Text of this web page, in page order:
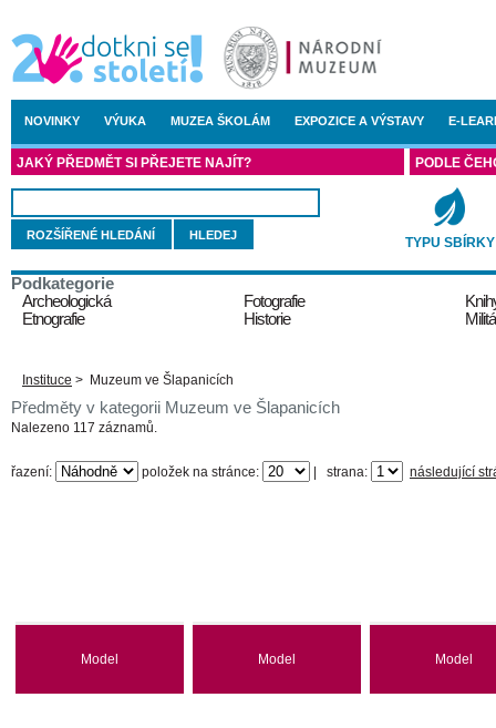
NOVINKY VÝUKA MUZEA ŠKOLÁM EXPOZICE A VÝSTAVY E-
JAKÝ PŘEDMĚT SI PŘEJETE NAJÍT?
ROZŠÍŘENÉ HLEDÁNÍ
PODLE
TYPU SBÍRKY
Podkategorie
Archeologická
Etnografie
Fotografie
Historie
Instituce > Muzeum ve Šlapanicích
Předměty v kategorii Muzeum ve Šlapanicích
Nalezeno 117 záznamů.
řazení: položek na stránce: strana: následující
Model Model Model